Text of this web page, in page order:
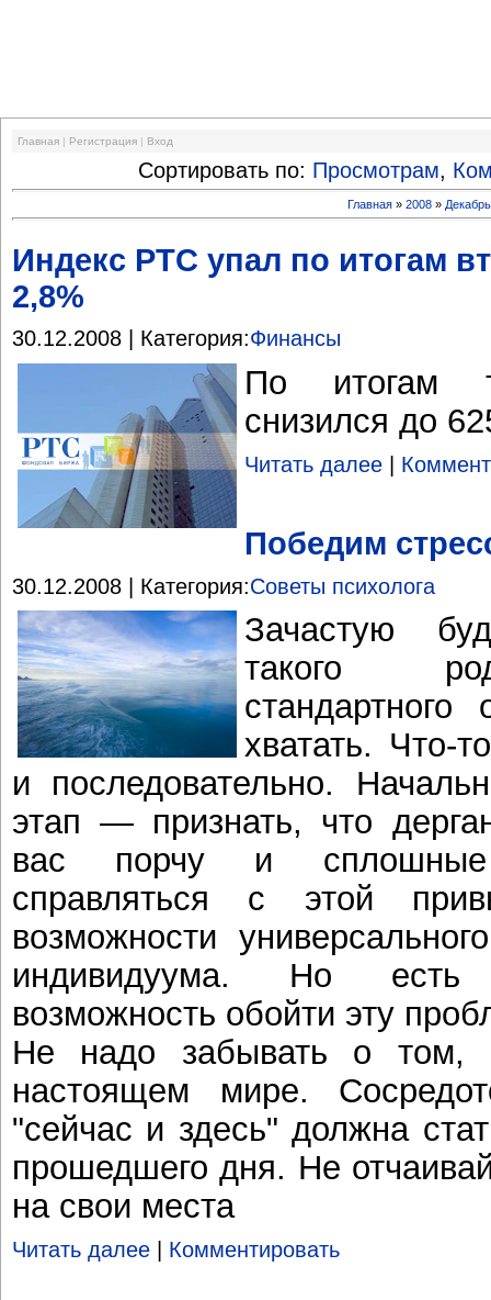
Главная | Регистрация | Вход
Сортировать по: Просмотрам,
Главная »2008 » Декабрь
Индекс РТС упал по итогам
2,8%
30.12.2008 | Категория:Финансы
По итогам
снизился до
Читать далее |
Победим
30.12.2008 | Категория:Советы психолога
Зачастую
такого
хватать. Что-
и последовательно.
этап — признать, что
вас порчу и сплошные
справляться с этой
возможности
индивидуума. Но
возможность обойти эту
Не надо забывать о том,
настоящем мире.
"сейчас и здесь" должна
прошедшего дня. Не
на свои места
Читать далее Комментировать